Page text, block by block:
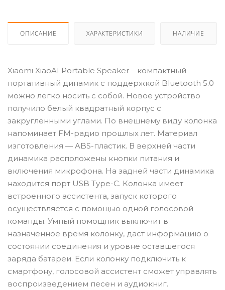
ОПИСАНИЕ ХАРАКТЕРИСТИКИ НАЛИЧИЕ
Xiaomi XiaoAI Portable Speaker – компактный
портативный динамик с поддержкой Bluetooth 5.0
можно легко носить с собой. Новое устройство
получило белый квадратный корпус с
закругленными углами. По внешнему виду колонка
напоминает FM-радио прошлых лет. Материал
изготовления — ABS-пластик. В верхней части
динамика расположены кнопки питания и
включения микрофона. На задней части динамика
находится порт USB Type-C. Колонка имеет
встроенного ассистента, запуск которого
осуществляется с помощью одной голосовой
команды. Умный помощник выключит в
назначенное время колонку, даст информацию о
состоянии соединения и уровне оставшегося
заряда батареи. Если колонку подключить к
смартфону, голосовой ассистент сможет управлять
воспроизведением песен и аудиокниг.